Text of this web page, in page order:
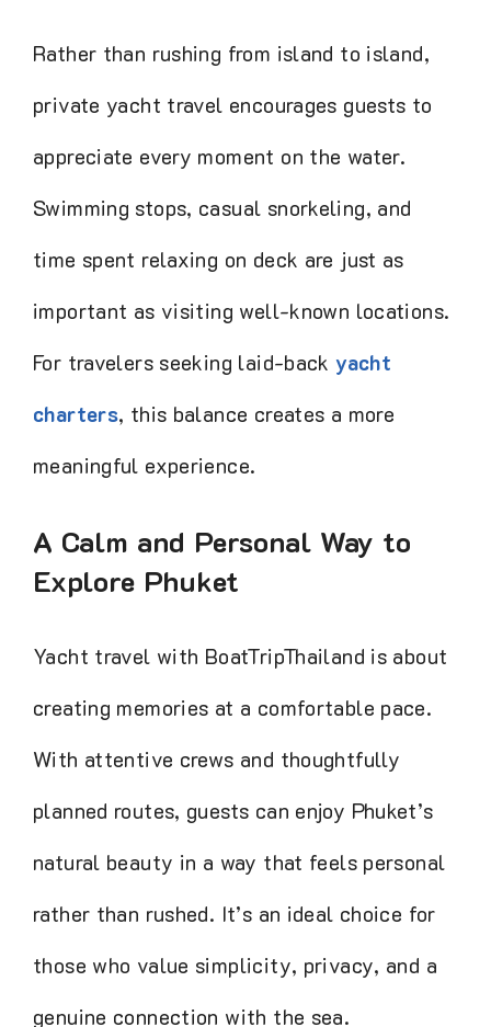
Rather than rushing from island to island,
private yacht travel encourages guests to
appreciate every moment on the water.
Swimming stops, casual snorkeling, and
time spent relaxing on deck are just as
important as visiting well-known
locations. For travelers seeking laid-back
yacht charters, this balance creates a
more meaningful experience.
A Calm and Personal Way to
Explore Phuket
Yacht travel with BoatTripThailand is
about creating memories at a comfortable
pace. With attentive crews and
thoughtfully planned routes, guests can
enjoy Phuket’s natural beauty in a way
that feels personal rather than rushed. It’s
an ideal choice for those who value
simplicity, privacy, and a genuine